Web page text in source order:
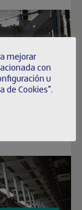
more
mejorar
con
u
de Cookies".